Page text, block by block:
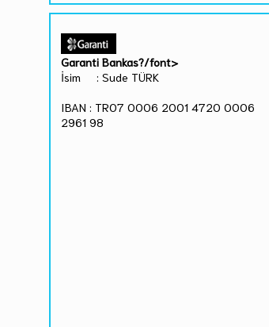
Garanti Bankas?/font>
İsim : Sude TÜRK
IBAN : TR07 0006 2001 4720 0006
2961 98